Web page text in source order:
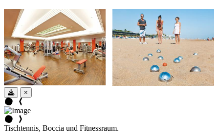
×
Tischtennis, Boccia und Fitnessraum.